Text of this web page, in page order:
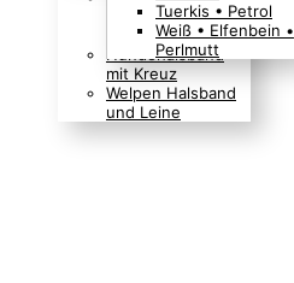
Boho Indianer
Hippie Look
Hundehalsband
mit Kreuz
Welpen Halsband
und Leine
Tuerkis • Petrol
Weiß • Elfenbein •
Perlmutt